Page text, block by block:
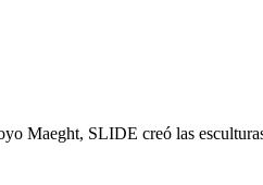
Maeght, SLIDE creó las